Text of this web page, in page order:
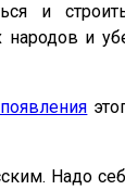
и
народов и
Надо